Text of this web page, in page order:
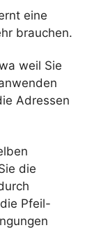
eine
brauchen.
weil Sie
Adressen
die
Pfeil-